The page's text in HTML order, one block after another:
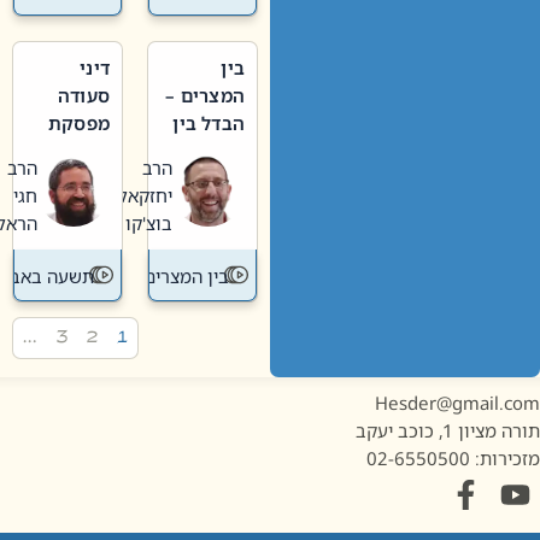
בין
המצרים –
הבדל בין
חדשה
לישנה
הרב
יחזקאל
בוצ'קו
בין המצרים
דיני
סעודה
מפסקת
תשעה
באב
הרב
חגי
הראל
תשעה באב
1, כוכב יעקב
02-6550500